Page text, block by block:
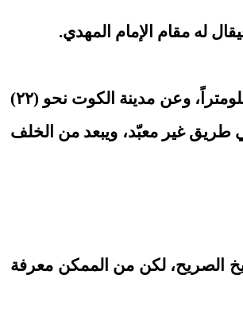
له مقام الإمام المهدي.
يقع المقام في منطقة تدعى (أم عكيط) وهو على جادة الطريق بين النعمانية وواسط (الكوت)، يبعد عن النعمانية نحو (١٥) كيلومتراً، وعن مدينة الكوت نحو (٢٢)
على يمين الذاهب من النعمانية إلى الكوت، وهو على جادّة الطريق، ويبعد على الجادّة بنحو ١٠٠٠ م في طريق غير معبّد، ويبعد من الخلف
الصريح، لكن من الممكن معرفة